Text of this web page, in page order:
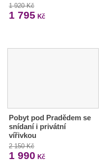
1 920 Kč
1 795 Kč
Pobyt pod Pradědem se
snídaní i privátní
vířivkou
2 150 Kč
1 990 Kč